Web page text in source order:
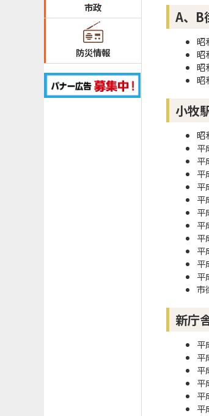
市政
防災情報
A、B
昭
昭
昭
昭
小牧
昭
平
平
平
平
平
平
平
平
平
平
平
市
新庁
平
平
平
平
平
平